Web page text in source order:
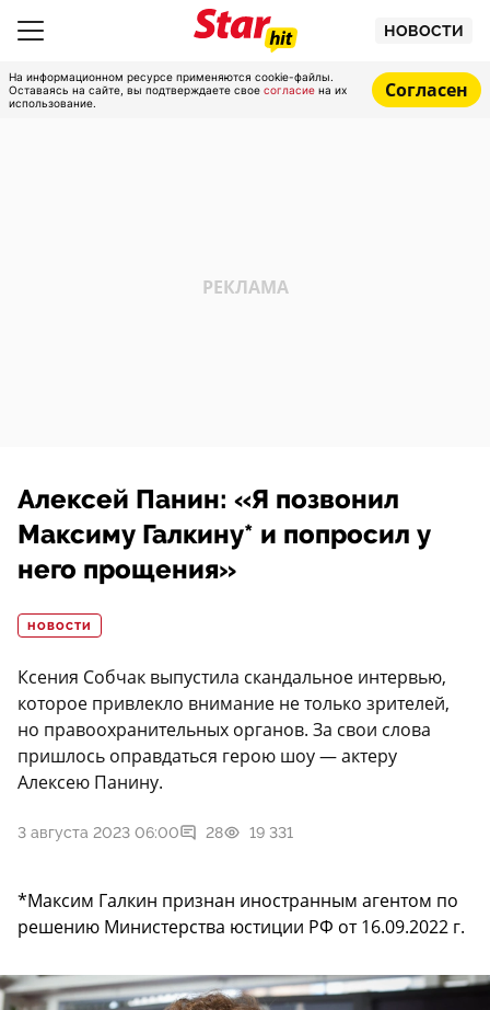
НОВОСТИ
На информационном ресурсе применяются cookie-файлы.
Оставаясь на сайте, вы подтверждаете свое согласие на их
использование.
Согласен
Алексей Панин: «Я позвонил
Максиму Галкину* и попросил у
него прощения»
НОВОСТИ
Ксения Собчак выпустила скандальное интервью,
которое привлекло внимание не только зрителей,
но правоохранительных органов. За свои слова
пришлось оправдаться герою шоу — актеру
Алексею Панину.
3 августа 2023 06:00 28 19 331
*Максим Галкин признан иностранным агентом по
решению Министерства юстиции РФ от 16.09.2022 г.